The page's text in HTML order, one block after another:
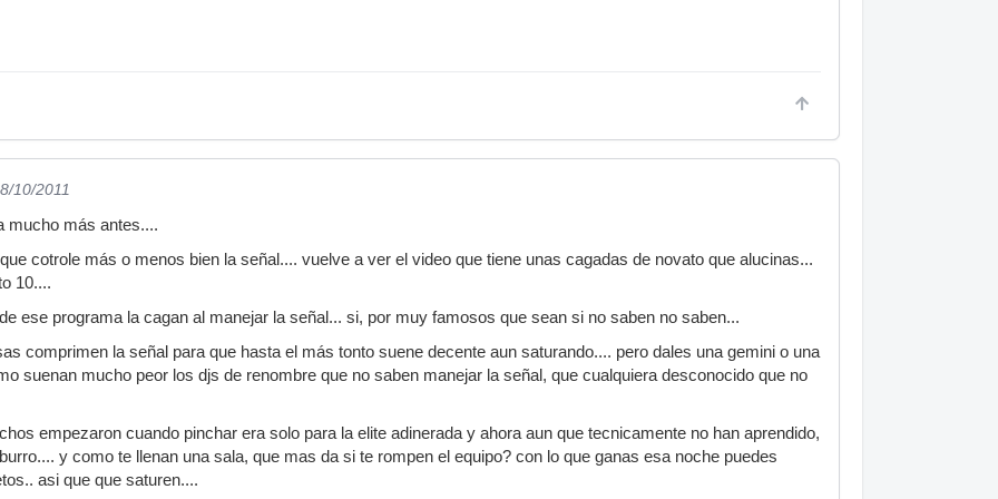
10/2011
mucho más antes....
cotrole más o menos bien la señal.... vuelve a ver el video que tiene unas cagadas de novato que alucinas...
10....
ese programa la cagan al manejar la señal... si, por muy famosos que sean si no saben no saben...
comprimen la señal para que hasta el más tonto suene decente aun saturando.... pero dales una gemini o una
suenan mucho peor los djs de renombre que no saben manejar la señal, que cualquiera desconocido que no
empezaron cuando pinchar era solo para la elite adinerada y ahora aun que tecnicamente no han aprendido,
y como te llenan una sala, que mas da si te rompen el equipo? con lo que ganas esa noche puedes
asi que que saturen....